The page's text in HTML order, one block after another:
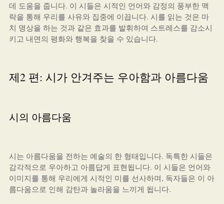
데 도움을 줍니다. 이 시들은 시적인 언어와 감정의 풍부한 맥
락을 통해 우리를 사유와 집중에 이끕니다. 시를 읽는 것은 마
치 명상을 하는 것과 같은 효과를 발휘하여 스트레스를 감소시
키고 내면의 평화와 행복을 찾을 수 있습니다.
제2 편: 시가 안겨주는 우아함과 아름다움
시의 아름다움
시는 아름다움을 전하는 예술의 한 형태입니다. 독특한 시들은
감각적으로 우아하고 아름답게 표현됩니다. 이 시들은 언어와
이미지를 통해 우리에게 시적인 미를 선사하며, 독자들은 이 아
름다움으로 인해 감탄과 놀라움을 느끼게 됩니다.